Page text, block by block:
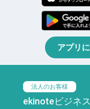
アプリ
法人のお客様
ekinoteビジネス